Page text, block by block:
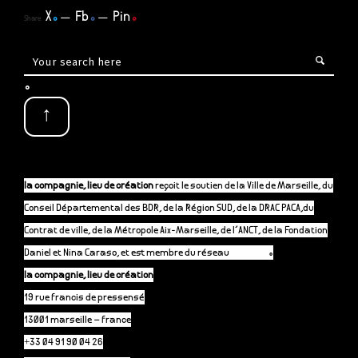
Share X. Fb. Pin.
.
↑
la compagnie, lieu de créationreçoit le soutien de la Ville de Marseille, du
Conseil Départemental des BDR, de la Région SUD, de la DRAC PACA,du
Contrat de ville, de la Métropole Aix-Marseille, de l’ANCT, de la Fondation
Daniel et Nina Caraso, et est membre du réseau .
la compagnie, lieu de création
19 rue francis de pressensé
13001 marseille – france
+33 04 91 90 04 26